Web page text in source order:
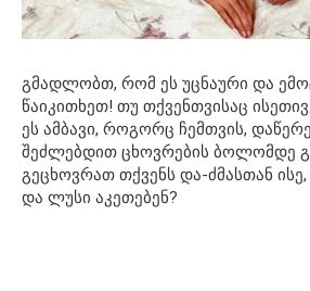
გმადლობთ, რომ ეს უცნაური და
წაიკითხეთ! თუ თქვენთვისაც
ეს ამბავი, როგორც ჩემთვის,
შეძლებდით ცხოვრების ბოლომდე
გეცხოვრათ თქვენს და-ძმასთან
და ლუსი აკეთებენ?